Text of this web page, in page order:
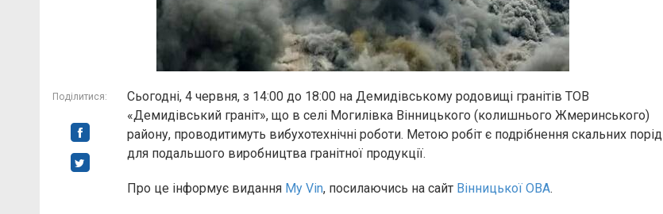
Поділитися:
Сьогодні, 4 червня, з 14:00 до 18:00 на Демидівському родовищі гранітів ТОВ
«Демидівський граніт», що в селі Могилівка Вінницького (колишнього Жмеринського)
району, проводитимуть вибухотехнічні роботи. Метою робіт є подрібнення скальних порід
для подальшого виробництва гранітної продукції.
Про це інформує видання My Vin, посилаючись на сайт Вінницької ОВА.